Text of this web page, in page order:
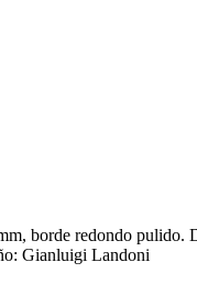
borde redondo pulido.
Gianluigi Landoni